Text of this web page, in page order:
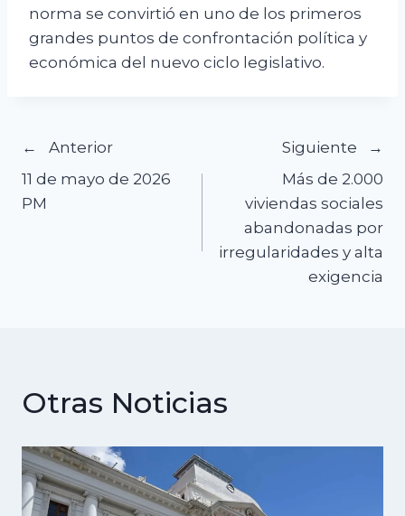
norma se convirtió en uno de los primeros
grandes puntos de confrontación política y
económica del nuevo ciclo legislativo.
Navegación
de
Anterior
11 de mayo de 2026
PM
Siguiente
Más de 2.000
viviendas sociales
abandonadas por
irregularidades y alta
exigencia
Otras Noticias